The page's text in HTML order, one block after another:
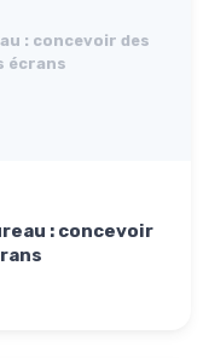
: concevoir des
écrans
: concevoir